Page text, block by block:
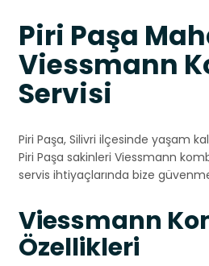
Piri Paşa
Viessmann
Servisi
Piri Paşa, Silivri ilçesinde yaşam
Piri Paşa sakinleri Viessmann
servis ihtiyaçlarında bize
Viessmann
Özellikleri